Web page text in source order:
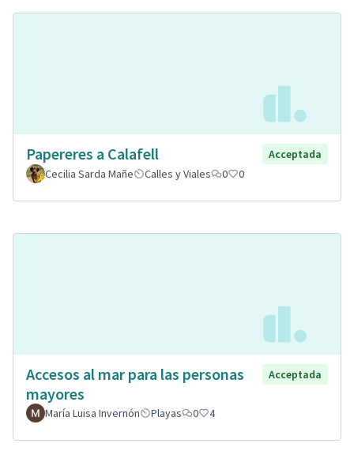
Papereres a Calafell
Acceptada
Cecilia Sarda Mañe
Calles y Viales 0 0
Accesos al mar para las personas
mayores
Acceptada
María Luisa Invernón Playas 0 4